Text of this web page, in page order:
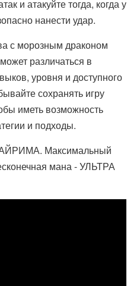
и атакуйте тогда, когда у
нанести удар.
с морозным драконом
различаться в
уровня и доступного
сохранять игру
иметь возможность
и подходы.
Максимальный
мана - УЛЬТРА